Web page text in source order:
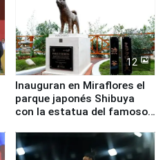
12
Inauguran en Miraflores el
parque japonés Shibuya
con la estatua del famoso